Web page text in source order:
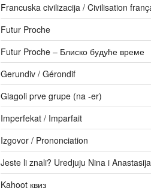
Francuska civilizacija / Civilisation
Futur Proche
Futur Proche – Блиско будуће време
Gerundiv / Gérondif
Glagoli prve grupe (na -er)
Imperfekat / Imparfait
Izgovor / Prononciation
Jeste li znali? Uredjuju Nina i Anastasija
Kahoot квиз